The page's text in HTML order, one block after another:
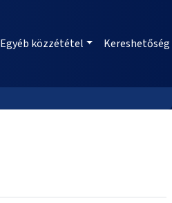
Egyéb közzététel Kereshetőség